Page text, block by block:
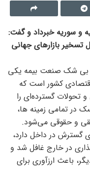
و سوریه خبرداد و گفت:
تسخیر بازار‌های جهانی
بی شک صنعت بیمه یکی
کشور است که
تحولات گسترده‌ای را
در تمامی زمینه ها،
و حقوقی می‌شود.
گسترش در داخل دارد،
در خارج غافل شد و
باعث ارزآوری برای